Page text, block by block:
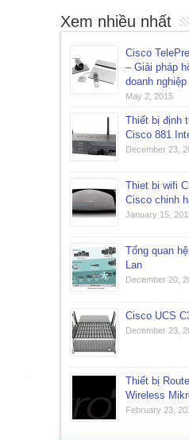
Xem nhiều nhất
Cisco
– Giải pháp
doanh
May 2, 2015
Thiết bị định
Cisco 881
December 23,
Thiet bi wifi
Cisco chinh
January 15,
Tổng quan
Lan
December 20,
Cisco UCS
December 23,
Thiết bị
Wireless
February 23,
*